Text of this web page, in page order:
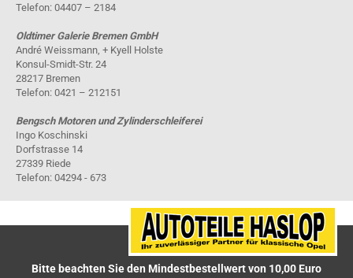
Telefon: 04407 – 2184
Oldtimer Galerie Bremen GmbH
André Weissmann, + Kyell Holste
Konsul-Smidt-Str. 24
28217 Bremen
Telefon: 0421 – 212151
Bengsch Motoren und Zylinderschleiferei
Ingo Koschinski
Dorfstrasse 14
27339 Riede
Telefon: 04294 - 673
Bitte beachten Sie den Mindestbestellwert von 10,00 Euro